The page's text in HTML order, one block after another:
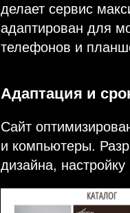
делает сервис
адаптирован для
телефонов и
Адаптация и
Сайт
и компьютеры.
дизайна,